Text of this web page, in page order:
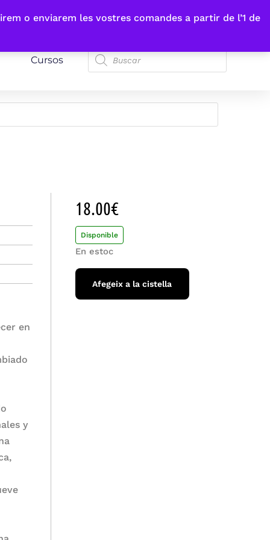
o enviarem les vostres comandes a partir de l’1 de
Cursos
en
y
18.00€
Disponible
En estoc
Afegeix a la cistella